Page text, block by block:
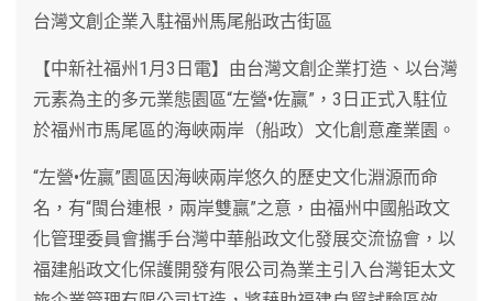
台灣文創企業入駐福州馬尾船政古街區
【中新社福州1月3日電】由台灣文創企業打造、以台灣
元素為主的多元業態園區“左營•佐贏”，3日正式入駐位
於福州市馬尾區的海峽兩岸（船政）文化創意產業園。
“左營•佐贏”園區因海峽兩岸悠久的歷史文化淵源而命
名，有“閩台連根，兩岸雙贏”之意，由福州中國船政文
化管理委員會攜手台灣中華船政文化發展交流協會，以
福建船政文化保護開發有限公司為業主引入台灣钜太文